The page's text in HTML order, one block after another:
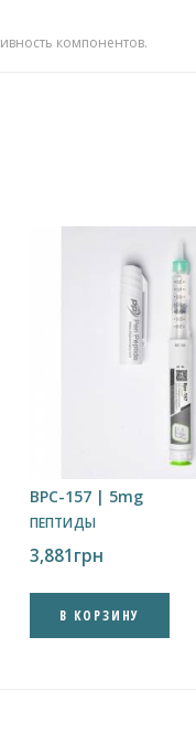
компонентов.
BPC-157 | 5mg
ПЕПТИДЫ
3,881грн
В КОРЗИНУ